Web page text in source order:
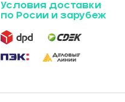
Условия доставки
по Росии и зарубеж